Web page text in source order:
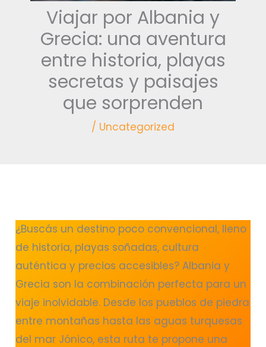
Viajar por Albania y
Grecia: una aventura
entre historia, playas
secretas y paisajes
que sorprenden
/ Uncategorized
¿Buscás un destino poco convencional, lleno
de historia, playas soñadas, cultura
auténtica y precios accesibles? Albania y
Grecia son la combinación perfecta para un
viaje inolvidable. Desde los pueblos de piedra
entre montañas hasta las aguas turquesas
del mar Jónico, esta ruta te propone una